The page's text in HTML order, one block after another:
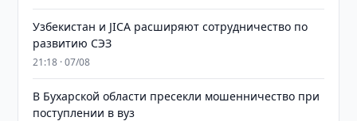
Узбекистан и JICA расширяют сотрудничество по
развитию СЭЗ
21:18 · 07/08
В Бухарской области пресекли мошенничество при
поступлении в вуз